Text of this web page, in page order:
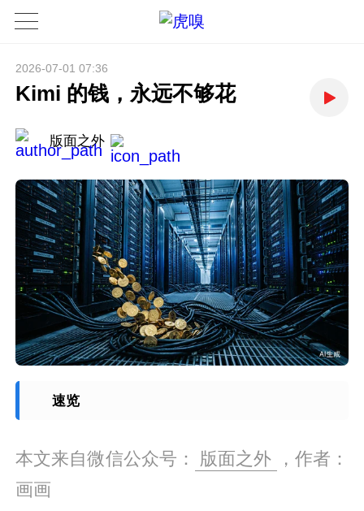
2026-07-01 07:36
Kimi 的钱，永远不够花
版面之外
速览
本文来自微信公众号： 版面之外
，作者：
画画